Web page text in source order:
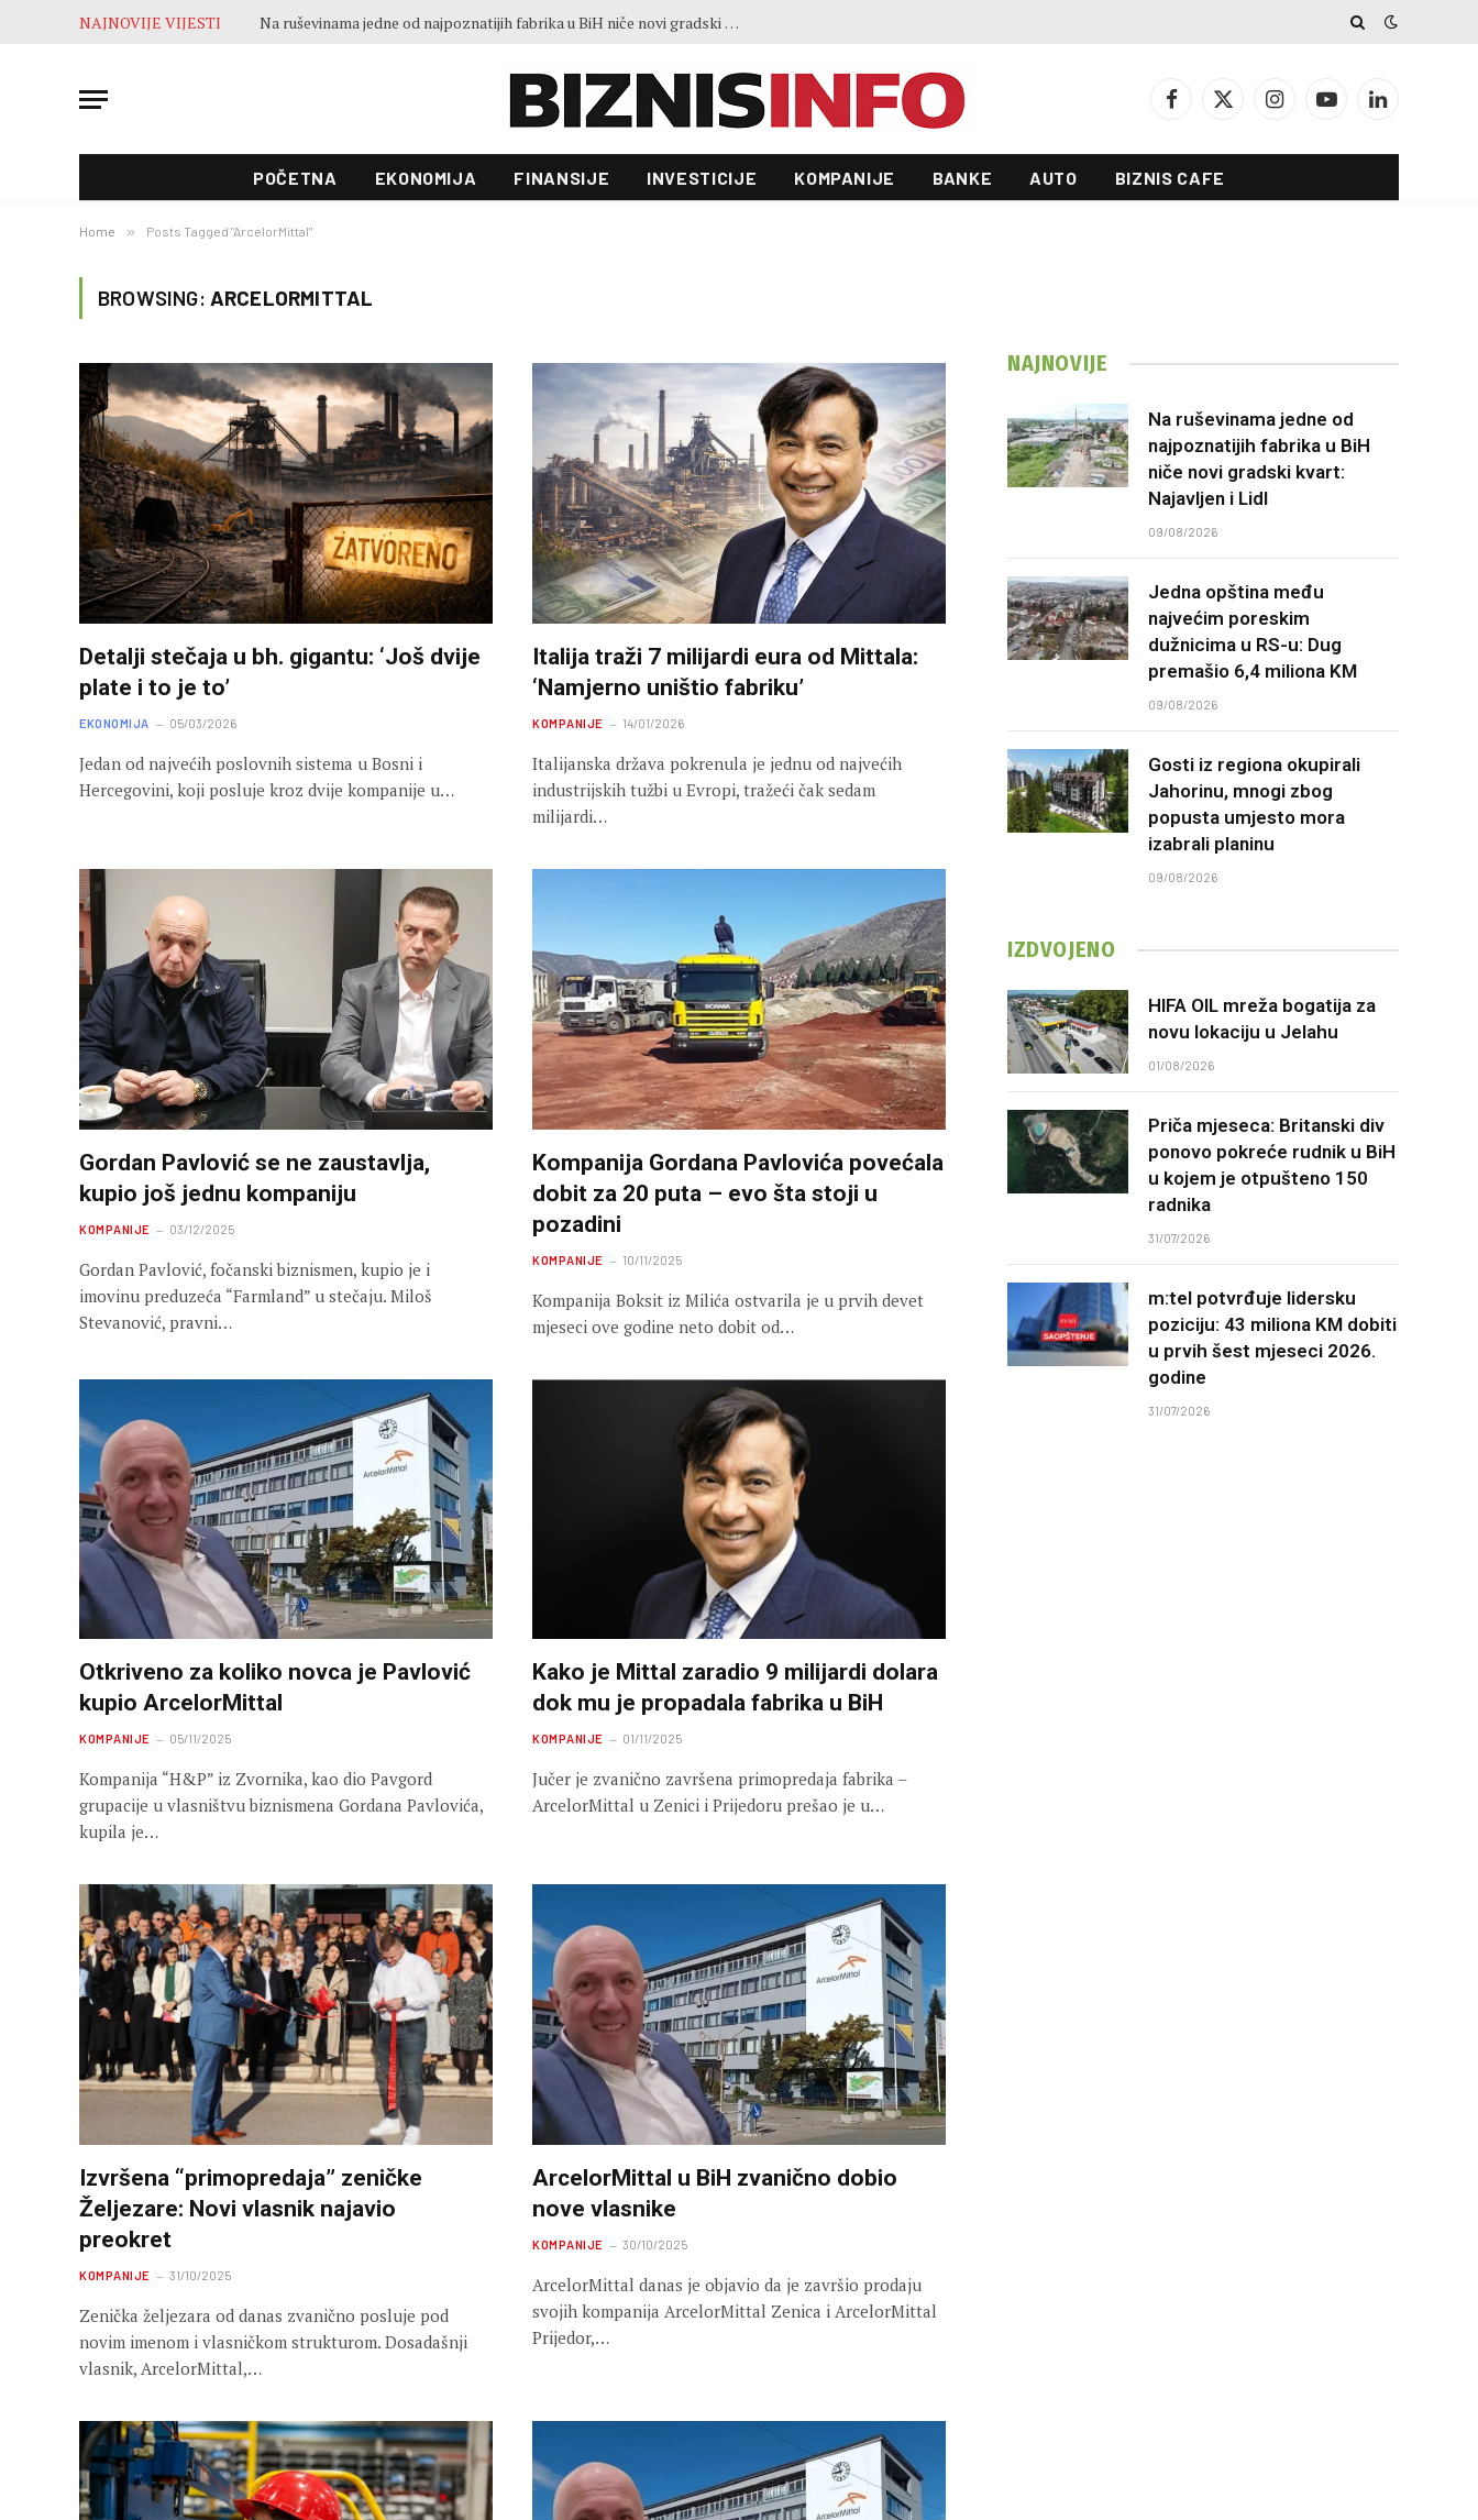
NAJNOVIJE VIJESTI Jedna opština među najvećim poreskim dužnicima u RS-u: Dug premašio 6,4 miliona KM
Facebook
X
InstagramYouTubeLinkedIn
POČETNA EKONOMIJA FINANSIJE INVESTICIJE KOMPANIJE BANKE AUTO BIZNIS CAFE
Home » Posts Tagged "ArcelorMittal"
BROWSING: ARCELORMITTAL
Detalji stečaja u bh. gigantu: ‘Još dvije
plate i to je to’
EKONOMIJA 05/03/2026
Jedan od najvećih poslovnih sistema u Bosni i
Hercegovini, koji posluje kroz dvije kompanije u…
Italija traži 7 milijardi eura od Mittala:
‘Namjerno uništio fabriku’
KOMPANIJE 14/01/2026
Italijanska država pokrenula je jednu od najvećih
industrijskih tužbi u Evropi, tražeći čak sedam
milijardi…
Gordan Pavlović se ne zaustavlja,
kupio još jednu kompaniju
KOMPANIJE 03/12/2025
Gordan Pavlović, fočanski biznismen, kupio je i
imovinu preduzeća “Farmland” u stečaju. Miloš
Stevanović, pravni…
Kompanija Gordana Pavlovića povećala
dobit za 20 puta – evo šta stoji u
pozadini
KOMPANIJE 10/11/2025
Kompanija Boksit iz Milića ostvarila je u prvih devet
mjeseci ove godine neto dobit od…
Otkriveno za koliko novca je Pavlović
kupio ArcelorMittal
KOMPANIJE 05/11/2025
Kompanija “H&P” iz Zvornika, kao dio Pavgord
grupacije u vlasništvu biznismena Gordana Pavlovića,
kupila je…
Kako je Mittal zaradio 9 milijardi dolara
dok mu je propadala fabrika u BiH
KOMPANIJE 01/11/2025
Jučer je zvanično završena primopredaja fabrika –
ArcelorMittal u Zenici i Prijedoru prešao je u…
Izvršena “primopredaja” zeničke
Željezare: Novi vlasnik najavio
preokret
KOMPANIJE 31/10/2025
Zenička željezara od danas zvanično posluje pod
novim imenom i vlasničkom strukturom. Dosadašnji
vlasnik, ArcelorMittal,…
ArcelorMittal u BiH zvanično dobio
nove vlasnike
KOMPANIJE 30/10/2025
ArcelorMittal danas je objavio da je završio prodaju
svojih kompanija ArcelorMittal Zenica i ArcelorMittal
Prijedor,…
NAJNOVIJE
Na ruševinama jedne od
najpoznatijih fabrika u BiH
niče novi gradski kvart:
Najavljen i Lidl
09/08/2026
Jedna opština među
najvećim poreskim
dužnicima u RS-u: Dug
premašio 6,4 miliona KM
09/08/2026
Gosti iz regiona okupirali
Jahorinu, mnogi zbog
popusta umjesto mora
izabrali planinu
09/08/2026
IZDVOJENO
HIFA OIL mreža bogatija za
novu lokaciju u Jelahu
01/08/2026
Priča mjeseca: Britanski div
ponovo pokreće rudnik u BiH
u kojem je otpušteno 150
radnika
31/07/2026
m:tel potvrđuje lidersku
poziciju: 43 miliona KM dobiti
u prvih šest mjeseci 2026.
godine
31/07/2026